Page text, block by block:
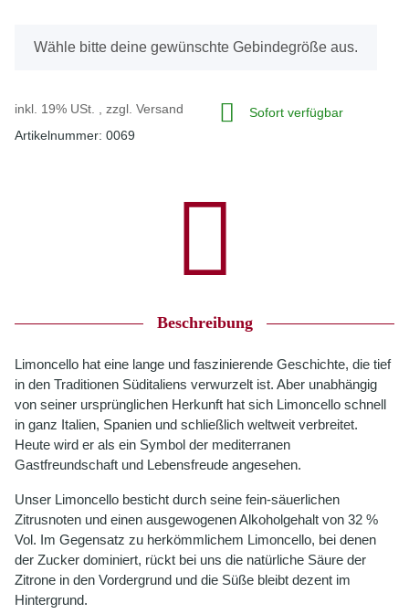
x
Wähle bitte deine gewünschte Gebindegröße aus.
inkl. 19% USt. , zzgl. Versand
Artikelnummer: 0069
Sofort verfügbar
Beschreibung
Limoncello hat eine lange und faszinierende Geschichte, die tief
in den Traditionen Süditaliens verwurzelt ist. Aber unabhängig
von seiner ursprünglichen Herkunft hat sich Limoncello schnell
in ganz Italien, Spanien und schließlich weltweit verbreitet.
Heute wird er als ein Symbol der mediterranen
Gastfreundschaft und Lebensfreude angesehen.
Unser Limoncello besticht durch seine fein-säuerlichen
Zitrusnoten und einen ausgewogenen Alkoholgehalt von 32 %
Vol. Im Gegensatz zu herkömmlichem Limoncello, bei denen
der Zucker dominiert, rückt bei uns die natürliche Säure der
Zitrone in den Vordergrund und die Süße bleibt dezent im
Hintergrund.